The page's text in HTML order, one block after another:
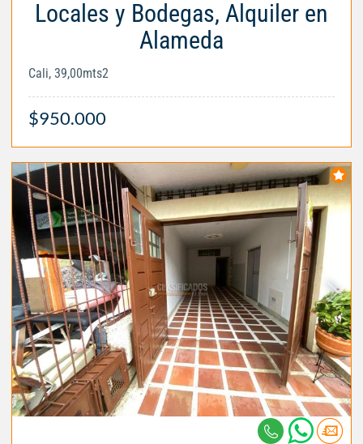
Locales y Bodegas, Alquiler en
Alameda
Cali, 39,00mts2
$950.000